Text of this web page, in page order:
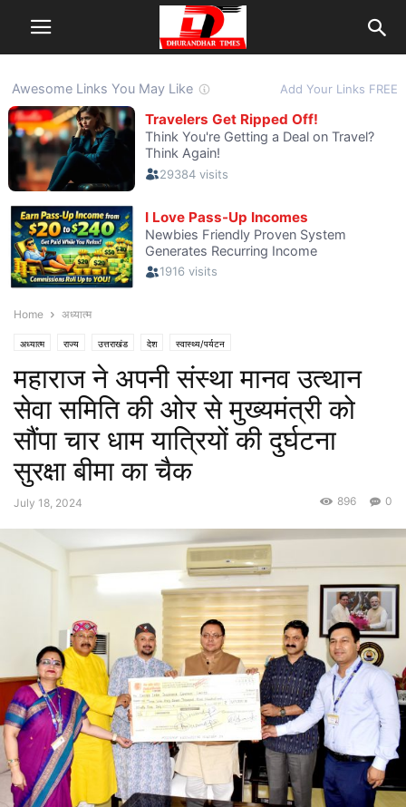
Home अध्यात्म
अध्यात्म राज्य उत्तराखंड देश स्वास्थ्य/पर्यटन
महाराज ने अपनी संस्था मानव उत्थान
सेवा समिति की ओर से मुख्यमंत्री को
सौंपा चार धाम यात्रियों की दुर्घटना
सुरक्षा बीमा का चैक
July 18, 2024 0
896